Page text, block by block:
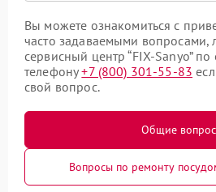
Вы можете ознакомиться с
часто задаваемыми вопросами,
сервисный центр “FIX-Sanyo”
телефону+7 (800) 301-55-83
свой вопрос.
Общие
Вопросы по ремонту